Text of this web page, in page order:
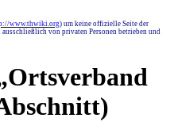
www.thwiki.org) um keine offizielle Seite der
von privaten Personen betrieben und
Ortsverband